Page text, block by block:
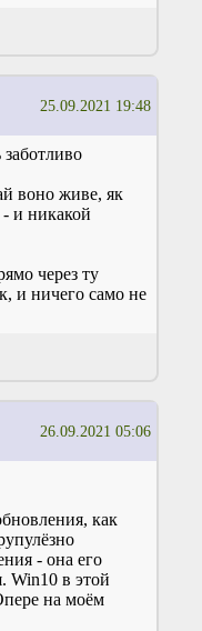
25.09.2021 19:48
воно живе, як
- и никакой
через ту
и ничего само не
26.09.2021 05:06
как
- она его
Win10 в этой
на моём